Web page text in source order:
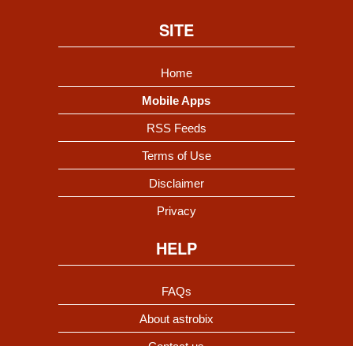
SITE
Home
Mobile Apps
RSS Feeds
Terms of Use
Disclaimer
Privacy
HELP
FAQs
About astrobix